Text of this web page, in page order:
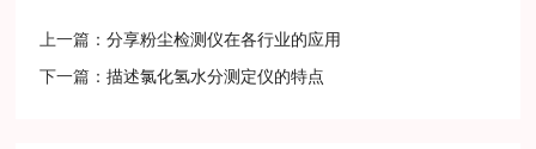
上一篇：分享粉尘检测仪在各行业的应用
下一篇：描述氯化氢水分测定仪的特点